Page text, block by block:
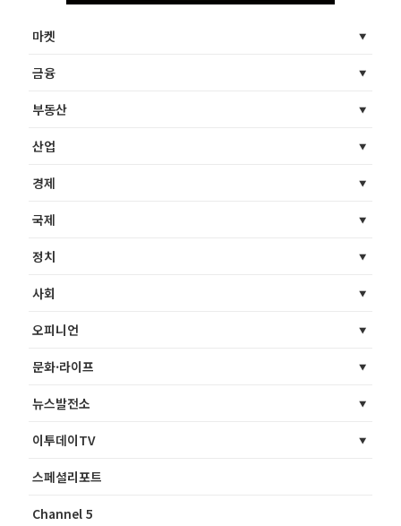
마켓
금융
부동산
산업
경제
국제
정치
사회
오피니언
문화·라이프
뉴스발전소
이투데이TV
스페셜리포트
Channel 5